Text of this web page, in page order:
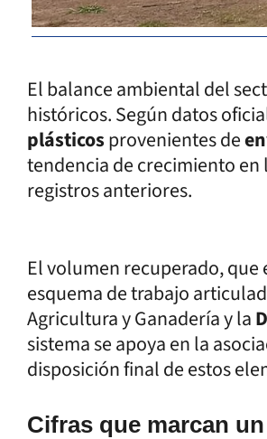
El balance ambiental del
históricos. Según datos
plásticosprovenientes de
tendencia de crecimiento
registros anteriores.
El volumen recuperado, que
esquema de trabajo
Agricultura y Ganadería y la
sistema se apoya en la
disposición final de estos
Cifras que marcan